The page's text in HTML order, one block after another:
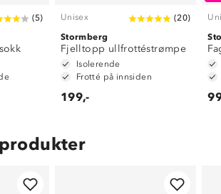
(5) Unisex (20)
Stormberg
Fjelltopp ullfrottéstrømpe
Isolerende
Frotté på innsiden
199,-